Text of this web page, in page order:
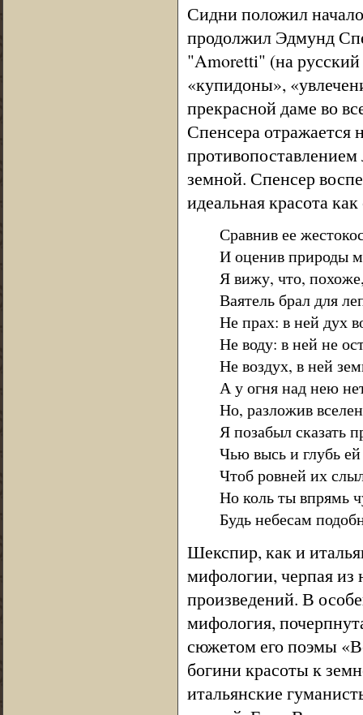
Сидни положил
продолжил Эдмунд
"Amoretti" (на русский
«купидоны»,
прекрасной даме во
Спенсера отражается
земной. Спенсер
идеальная красота
Сравнив ее
И оценив природы
Я вижу, что,
Ваятель брал для
Не прах: в ней дух
Не воду: в ней не
Не воздух, в ней
А у огня над нею
Но, разложив
Я позабыл сказать
Чью высь и глубь
Чтоб ровней их
Но коль ты впрямь
Будь небесам
Шекспир, как и
мифологии, черпая из
произведений. В
мифология,
сюжетом его поэмы
богини красоты к
итальянские